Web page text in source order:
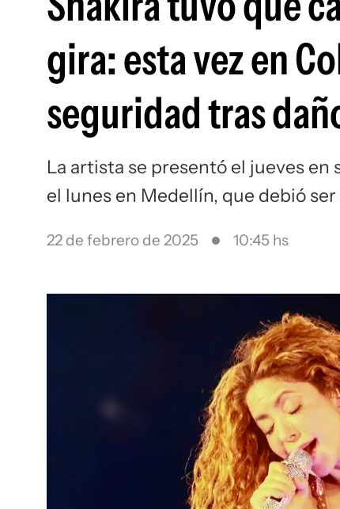
gira: esta vez en
seguridad tras
La artista se presentó el jueves
el lunes en Medellín, que debió
22 de febrero de 2025 10:45 hs